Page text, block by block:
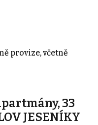
provize, včetně
33
JESENÍKY